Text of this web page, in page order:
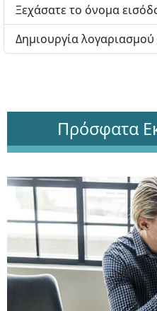
Ξεχάσατε το όνομα
Δημιουργία λογαριασμού
Πρόσφατα